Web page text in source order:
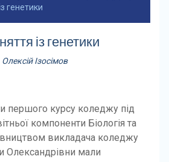
генетики
із генетики
Олексій Ізосімов
першого курсу коледжу під
компоненти Біологія та
викладача коледжу
Олександрівни мали